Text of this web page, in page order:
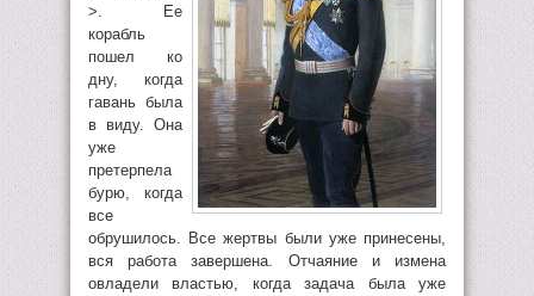
>. Ее
корабль
пошел ко
дну, когда
гавань была
в виду. Она
уже
претерпела
бурю, когда
все
обрушилось. Все жертвы были уже принесены,
вся работа завершена. Отчаяние и измена
овладели властью, когда задача была уже